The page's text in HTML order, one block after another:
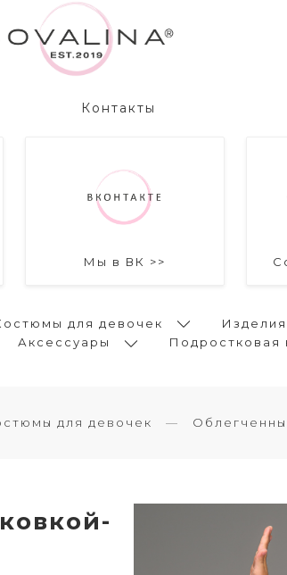
Контакты
Мы в ВК >>
для девочек
Аксессуары Подростковая
для девочек